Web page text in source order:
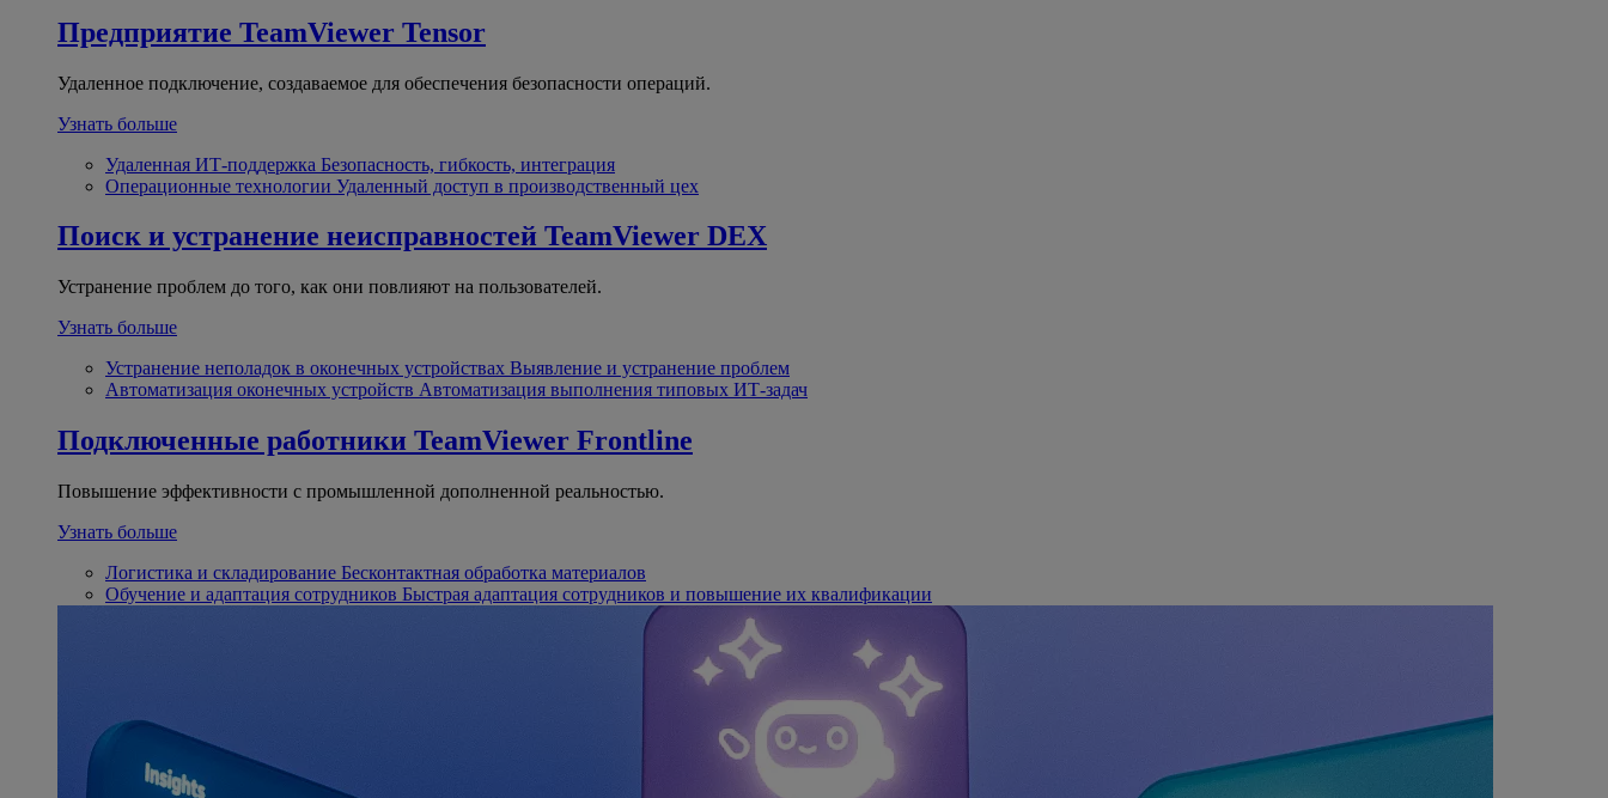
Предприятие TeamViewer Tensor
Удаленное подключение, создаваемое для обеспечения безопасности операций.
Узнать больше
Удаленная ИТ-поддержка Безопасность, гибкость, интеграция
Операционные технологии Удаленный доступ в производственный цех
Поиск и устранение неисправностей TeamViewer DEX
Устранение проблем до того, как они повлияют на пользователей.
Узнать больше
Устранение неполадок в оконечных устройствах Выявление и устранение проблем
Автоматизация оконечных устройств Автоматизация выполнения типовых ИТ-задач
Подключенные работники TeamViewer Frontline
Повышение эффективности с промышленной дополненной реальностью.
Узнать больше
Логистика и складирование Бесконтактная обработка материалов
Обучение и адаптация сотрудников Быстрая адаптация сотрудников и повышение их квалификации